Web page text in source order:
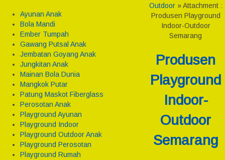
Ayunan Anak
Bola Mandi
Ember Tumpah
Gawang Putsal Anak
Jembatan Goyang Anak
Jungkitan Anak
Mainan Bola Dunia
Mangkok Putar
Patung Maskot Fiberglass
Perosotan Anak
Playground Ayunan
Playground Indoor
Playground Outdoor Anak
Playground Perosotan
Playground Rumah
Outdoor» Attachment :
Produsen Playground
Indoor-Outdoor
Semarang
Produsen
Playground
Indoor-
Outdoor
Semarang